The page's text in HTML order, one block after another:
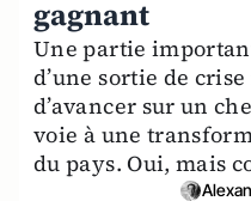
gagnant
Une partie
d’une sortie de
d’avancer sur un
voie à une
du pays. Oui, mais